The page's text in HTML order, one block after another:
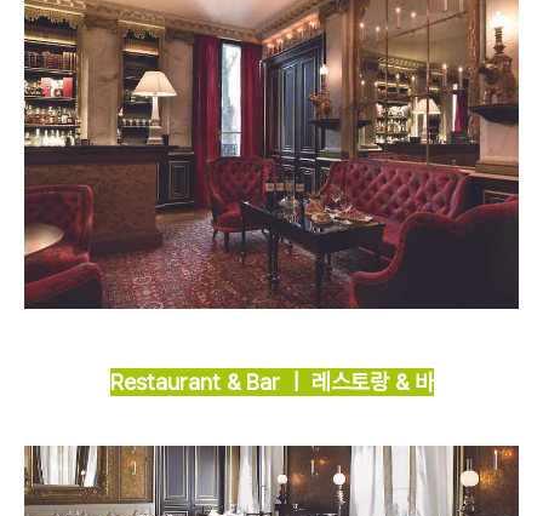
Restaurant & Bar ㅣ 레스토랑 & 바